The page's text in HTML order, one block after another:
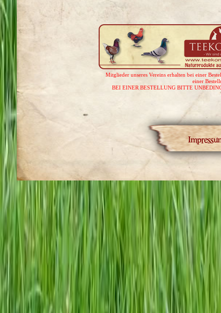
Mitglieder unseres Vereins erhalten bei einer
einer
BEI EINER BESTELLUNG BITTE